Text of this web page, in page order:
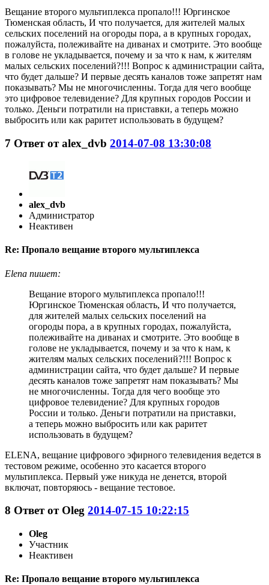
Вещание второго мультиплекса пропало!!! Юргинское
Тюменская область, И что получается, для жителей малых
сельских поселений на огороды пора, а в крупных городах,
пожалуйста, полеживайте на диванах и смотрите. Это вообще
в голове не укладывается, почему и за что к нам, к жителям
малых сельских поселений?!!! Вопрос к администрации сайта,
что будет дальше? И первые десять каналов тоже запретят нам
показывать? Мы не многочисленны. Тогда для чего вообще
это цифровое телевидение? Для крупных городов России и
только. Деньги потратили на приставки, а теперь можно
выбросить или как раритет использовать в будущем?
7 Ответ отalex_dvb 2014-07-08 13:30:08
alex_dvb
Администратор
Неактивен
Re: Пропало вещание второго мультиплекса
Elena пишет:
Вещание второго мультиплекса пропало!!!
Юргинское Тюменская область, И что получается,
для жителей малых сельских поселений на
огороды пора, а в крупных городах, пожалуйста,
полеживайте на диванах и смотрите. Это вообще в
голове не укладывается, почему и за что к нам, к
жителям малых сельских поселений?!!! Вопрос к
администрации сайта, что будет дальше? И первые
десять каналов тоже запретят нам показывать? Мы
не многочисленны. Тогда для чего вообще это
цифровое телевидение? Для крупных городов
России и только. Деньги потратили на приставки,
а теперь можно выбросить или как раритет
использовать в будущем?
ELENA, вещание цифрового эфирного телевидения ведется в
тестовом режиме, особенно это касается второго
мультиплекса. Первый уже никуда не денется, второй
включат, повторяюсь - вещание тестовое.
8 Ответ от Oleg 2014-07-15 10:22:15
Oleg
Участник
Неактивен
Re: Пропало вещание второго мультиплекса